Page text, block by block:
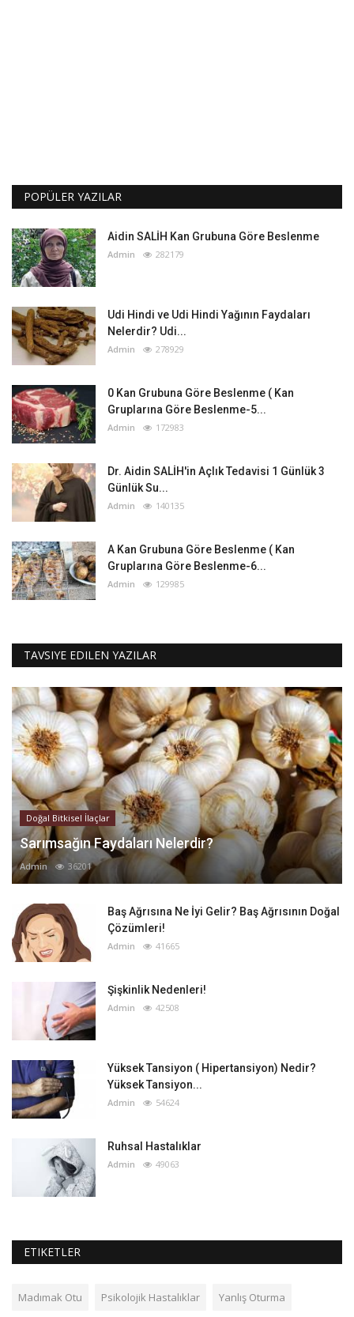
POPÜLER YAZILAR
Aidin SALİH Kan Grubuna Göre Beslenme
Admin 282179
Udi Hindi ve Udi Hindi Yağının Faydaları
Nelerdir? Udi...
Admin 278929
0 Kan Grubuna Göre Beslenme ( Kan
Gruplarına Göre Beslenme-5...
Admin 172983
Dr. Aidin SALİH'in Açlık Tedavisi 1 Günlük 3
Günlük Su...
Admin 140135
A Kan Grubuna Göre Beslenme ( Kan
Gruplarına Göre Beslenme-6...
Admin 129985
TAVSIYE EDILEN YAZILAR
Doğal Bitkisel İlaçlar
Sarımsağın Faydaları Nelerdir?
Admin 36201
Baş Ağrısına Ne İyi Gelir? Baş Ağrısının Doğal
Çözümleri!
Admin 41665
Şişkinlik Nedenleri!
Admin 42508
Yüksek Tansiyon ( Hipertansiyon) Nedir?
Yüksek Tansiyon...
Admin 54624
Ruhsal Hastalıklar
Admin 49063
ETIKETLER
Madımak Otu Psikolojik Hastalıklar Yanlış Oturma